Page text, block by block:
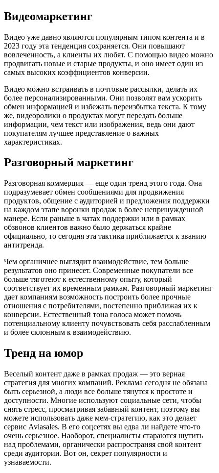
Видеомаркетинг
Видео уже давно являются популярным типом контента и в
2023 году эта тенденция сохраняется. Они повышают
вовлеченность, а клиенты их любят. С помощью видео можно
продвигать новые и старые продукты, и оно имеет один из
самых высоких коэффициентов конверсии.
Видео можно встраивать в почтовые рассылки, делать их
более персонализированными. Они позволят вам ускорить
обмен информацией и избежать переизбытка текста. К тому
же, видеоролики о продуктах могут передать больше
информации, чем текст или изображения, ведь они дают
покупателям лучшее представление о важных
характеристиках.
Разговорный маркетинг
Разговорная коммерция — еще один тренд этого года. Она
подразумевает обмен сообщениями для продвижения
продуктов, общение с аудиторией и предложения поддержки
на каждом этапе воронки продаж в более непринужденной
манере. Если раньше в чатах поддержки или в рамках
обзвонов клиентов важно было держаться крайне
официально, то сегодня эта тактика приближается к званию
антитренда.
Чем органичнее выглядит взаимодействие, тем больше
результатов оно принесет. Современные покупатели все
больше тяготеют к естественному опыту, который
соответствует их временным рамкам. Разговорный маркетинг
дает компаниям возможность построить более прочные
отношения с потребителями, постепенно приближая их к
конверсии. Естественный тона голоса может помочь
потенциальному клиенту почувствовать себя расслабленным
и более склонным к взаимодействию.
Тренд на юмор
Веселый контент даже в рамках продаж — это верная
стратегия для многих компаний. Реклама сегодня не обязана
быть серьезной, а люди все больше тянутся к простоте и
доступности. Многие используют социальные сети, чтобы
снять стресс, просматривая забавный контент, поэтому вы
можете использовать даже мем-стратегию, как это делает
сервис Aviasales. В его соцсетях вы едва ли найдете что-то
очень серьезное. Наоборот, специалисты стараются шутить
над проблемами, органически распространяя свой контент
среди аудитории. Вот он, секрет популярности и
узнаваемости.